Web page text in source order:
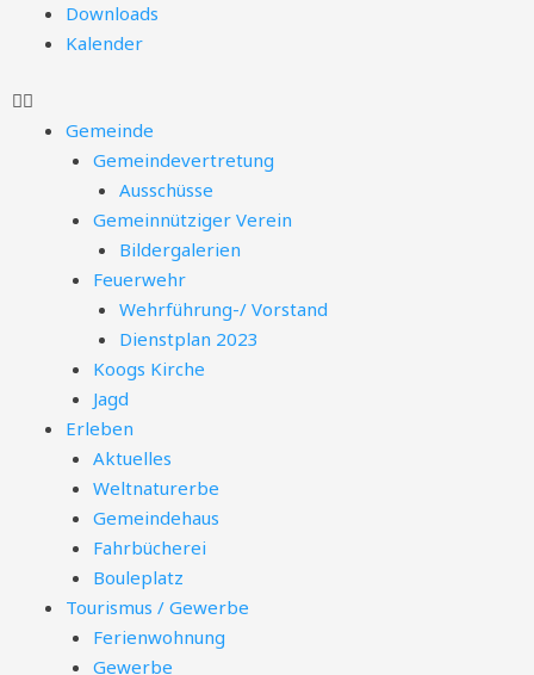
Downloads
Kalender
Gemeinde
Gemeindevertretung
Ausschüsse
Gemeinnütziger Verein
Bildergalerien
Feuerwehr
Wehrführung-/ Vorstand
Dienstplan 2023
Koogs Kirche
Jagd
Erleben
Aktuelles
Weltnaturerbe
Gemeindehaus
Fahrbücherei
Bouleplatz
Tourismus / Gewerbe
Ferienwohnung
Gewerbe